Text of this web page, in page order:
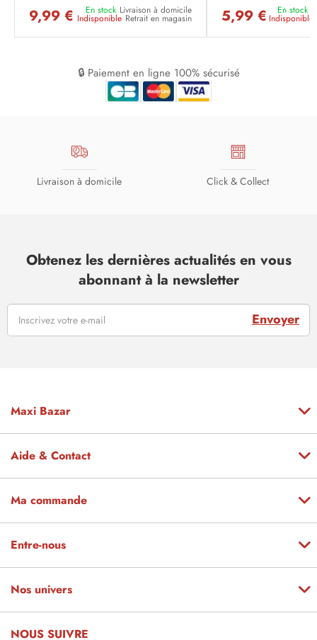
9,99 € En stock Livraison à domicile
Indisponible Retrait en magasin 5,99 € En stock
Indisponible
🔒 Paiement en ligne 100% sécurisé
Livraison à domicile Click & Collect
Obtenez les dernières actualités en vous
abonnant à la newsletter
Envoyer
Maxi Bazar
Aide & Contact
Ma commande
Entre-nous
Nos univers
NOUS SUIVRE